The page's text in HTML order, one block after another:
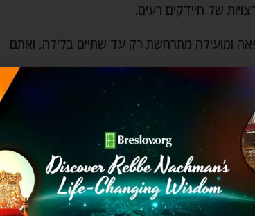
של חיידקים רעים.
ומועילה מתרחשת רק עד שתיים בלילה, ואתם
מוקדם, זאת דרך אחת. עשו אמבטיית מלח ושמנים
נשמו נשימות עמוקות, עשו כושר, או כל